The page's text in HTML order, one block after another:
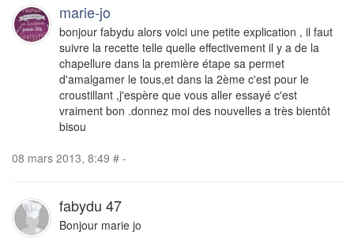
marie-jo
bonjour fabydu alors voici une petite explication , il faut
suivre la recette telle quelle effectivement il y a de la
chapellure dans la première étape sa permet
d'amalgamer le tous,et dans la 2ème c'est pour le
croustillant ,j'espère que vous aller essayé c'est
vraiment bon .donnez moi des nouvelles a très bientôt
bisou
08 mars 2013, 8:49 # -
fabydu 47
Bonjour marie jo